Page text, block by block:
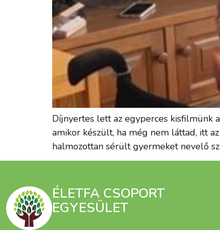
Díjnyertes lett az egyperces kisfilmünk
amikor készült, ha még nem láttad, itt
halmozottan sérült gyermeket nevelő
ÉLETFA CSOPORT
EGYESÜLET